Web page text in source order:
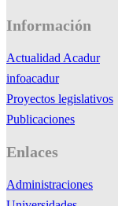
Información
Actualidad Acadur
infoacadur
Proyectos legislativos
Publicaciones
Enlaces
Administraciones